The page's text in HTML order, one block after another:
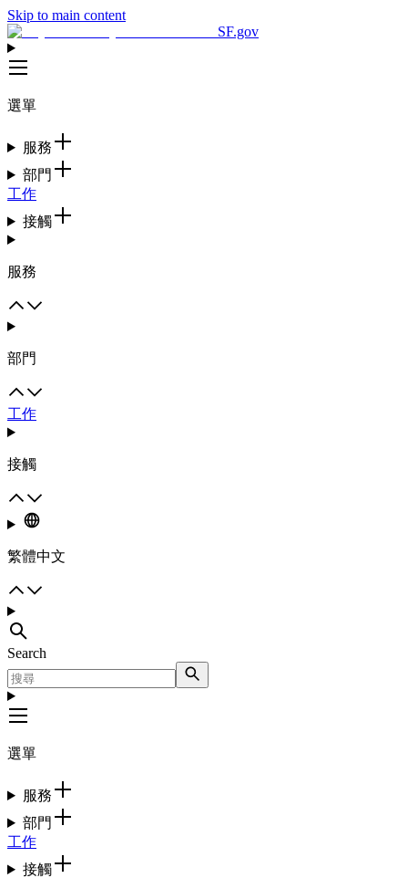
Skip to main content
SF.gov
選單
服務
部門
工作
接觸
服務
部門
工作
接觸
繁體中文
Search
選單
服務
部門
工作
接觸